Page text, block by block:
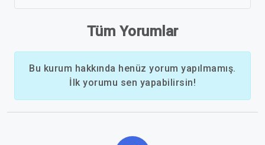
Tüm Yorumlar
Bu kurum hakkında henüz yorum yapılmamış.
İlk yorumu sen yapabilirsin!